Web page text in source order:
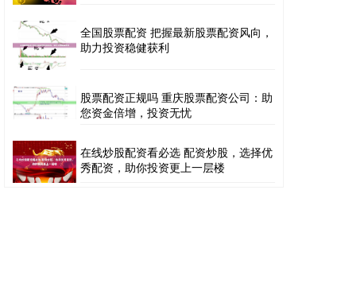
全国股票配资 把握最新股票配资风向，
助力投资稳健获利
股票配资正规吗 重庆股票配资公司：助
您资金倍增，投资无忧
在线炒股配资看必选 配资炒股，选择优
秀配资，助你投资更上一层楼